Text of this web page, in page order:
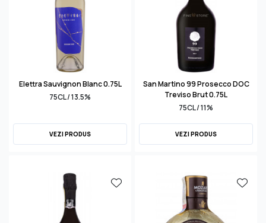
Elettra Sauvignon Blanc 0.75L
75CL / 13.5%
VEZI PRODUS
San Martino 99 Prosecco DOC
Treviso Brut 0.75L
75CL / 11%
VEZI PRODUS